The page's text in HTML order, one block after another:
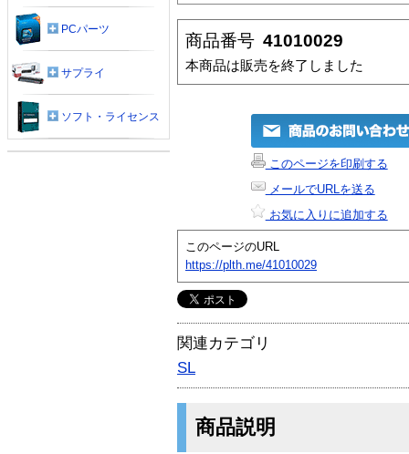
商品番号 41010029
本商品は販売を終了しました
このページを印刷する
メールでURLを送る
お気に入りに追加する
このページのURL
https://plth.me/41010029
関連カテゴリ
SL
商品説明
PCパーツ
サプライ
ソフト・ライセンス